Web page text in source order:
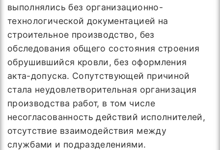
выполнялись без организационно-
технологической документацией на
строительное производство, без
обследования общего состояния строения
обрушившийся кровли, без оформления
акта-допуска. Сопутствующей причиной
стала неудовлетворительная организация
производства работ, в том числе
несогласованность действий исполнителей,
отсутствие взаимодействия между
службами и подразделениями.